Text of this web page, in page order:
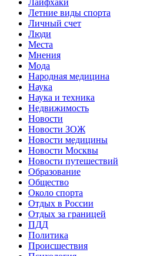
Летние виды спорта
Личный счет
Люди
Места
Мнения
Мода
Народная медицина
Наука
Наука и техника
Недвижимость
Новости
Новости ЗОЖ
Новости медицины
Новости Москвы
Новости путешествий
Образование
Общество
Около спорта
Отдых в России
Отдых за границей
ПДД
Политика
Происшествия